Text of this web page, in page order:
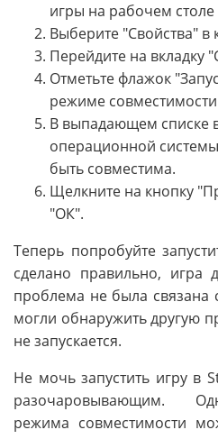
игры на рабочем
Выберите "Свойства" в
Перейдите на вкладку
Отметьте флажок
режиме совместимости
В выпадающем списке
операционной
быть совместима.
Щелкните на кнопку
"ОК".
Теперь попробуйте
сделано правильно, игра
проблема не была связана
могли обнаружить другую
не запускается.
Не мочь запустить игру в
разочаровывающим.
режима совместимости